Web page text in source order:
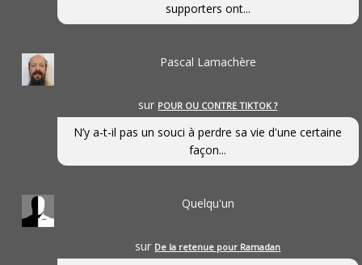
supporters ont...
Pascal Lamachère
sur POUR OU CONTRE TIKTOK ?
N’y a-t-il pas un souci à perdre sa vie d'une certaine
façon...
Quelqu'un
sur De la retenue pour Ramadan